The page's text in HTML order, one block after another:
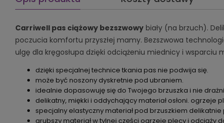
Carriwell pas ciążowy bezszwowybiały (na brzuch).
poczucia komfortu przyszłej mamy. Bezszwowa
ulgę dla kręgosłupa dzięki odciążeniu miednicy i wsparciu
dzięki specjalnej technice tkania pas nie podwija się.
może być noszony dyskretnie pod ubraniem.
idealnie dopasowuję się do Twojego brzuszka i nie
delikatny, miękki i oddychający materiał osłoni. ogrzeje
specjalny elastyczny materiał pod brzuszkiem
grubszy materiał w tylnej części ogrzeje plecy i odciąży